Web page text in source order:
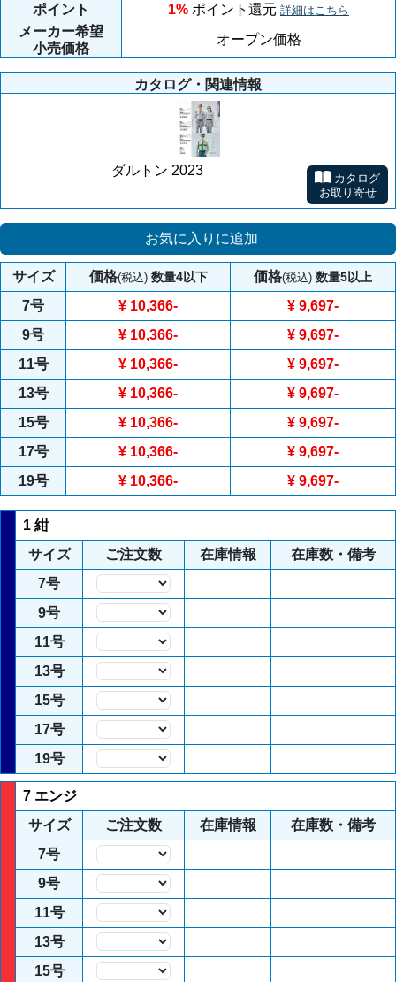
ポイント 1% ポイント還元 詳細はこちら
メーカー希望
小売価格
オープン価格
カタログ・関連情報
ダルトン 2023
カタログ
お取り寄せ
お気に入りに追加
サイズ 価格(税込) 数量4以下 価格(税込) 数量5以上
7号 ¥ 10,366- ¥ 9,697-
9号
¥ 10,366- ¥ 9,697-
11号
¥ 10,366- ¥ 9,697-
13号
¥ 10,366- ¥ 9,697-
15号
¥ 10,366- ¥ 9,697-
17号
¥ 10,366- ¥ 9,697-
19号
¥ 10,366- ¥ 9,697-
1 紺
サイズ
ご注文数 在庫情報
在庫数・備考
7号
9号
11号
13号
15号
17号
19号
7 エンジ
サイズ
ご注文数 在庫情報
在庫数・備考
7号
9号
11号
13号
15号